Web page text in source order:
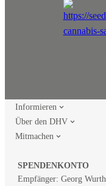
Informieren
Über den DHV
Mitmachen
SPENDENKONTO
Empfänger: Georg Wurth